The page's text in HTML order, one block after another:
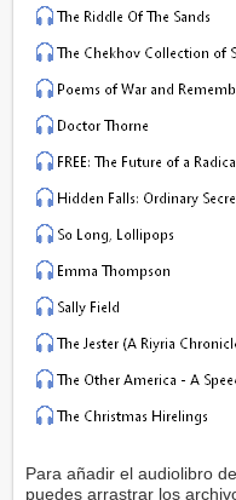
Para añadir el audiolibro
puedes arrastrar los